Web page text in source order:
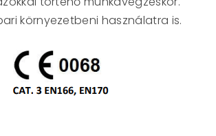
környezetbeni használatra is.